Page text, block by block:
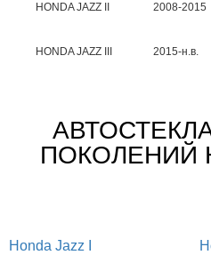
HONDA JAZZ II 2008-2015
HONDA JAZZ III 2015-н.в.
ПОКОЛЕНИЙ
Honda Jazz I